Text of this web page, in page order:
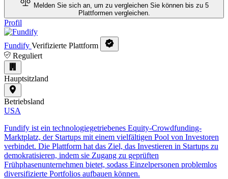
Melden Sie sich an, um zu vergleichen Sie können bis zu 5
Plattformen vergleichen.
Profil
Fundify Verifizierte Plattform
Reguliert
Hauptsitzland
Betriebsland
USA
Fundify ist ein technologiegetriebenes Equity-Crowdfunding-
Marktplatz, der Startups mit einem vielfältigen Pool von Investoren
verbindet. Die Plattform hat das Ziel, das Investieren in Startups zu
demokratisieren, indem sie Zugang zu geprüften
Frühphasenunternehmen bietet, sodass Einzelpersonen problemlos
diversifizierte Portfolios aufbauen können.